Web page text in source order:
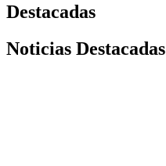
Destacadas
Noticias Destacadas